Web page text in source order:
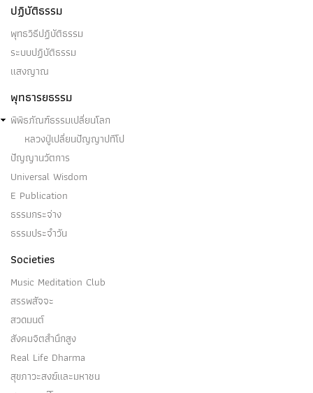
ปฏิบัติธรรม
พุทธวิธีปฏิบัติธรรม
ระบบปฏิบัติธรรม
แสงญาณ
พุทธารยธรรม
พิพิธภัณฑ์ธรรมเปลี่ยนโลก
หลวงปู่เปลี่ยนปัญญาปทีโป
ปัญญานวัตการ
Universal Wisdom
E Publication
ธรรมกระจ่าง
ธรรมประจำวัน
Societies
Music Meditation Club
สรรพสัจจะ
สวดมนต์
สังคมจิตสำนึกสูง
Real Life Dharma
สุขภาวะสงฆ์และมหาชน